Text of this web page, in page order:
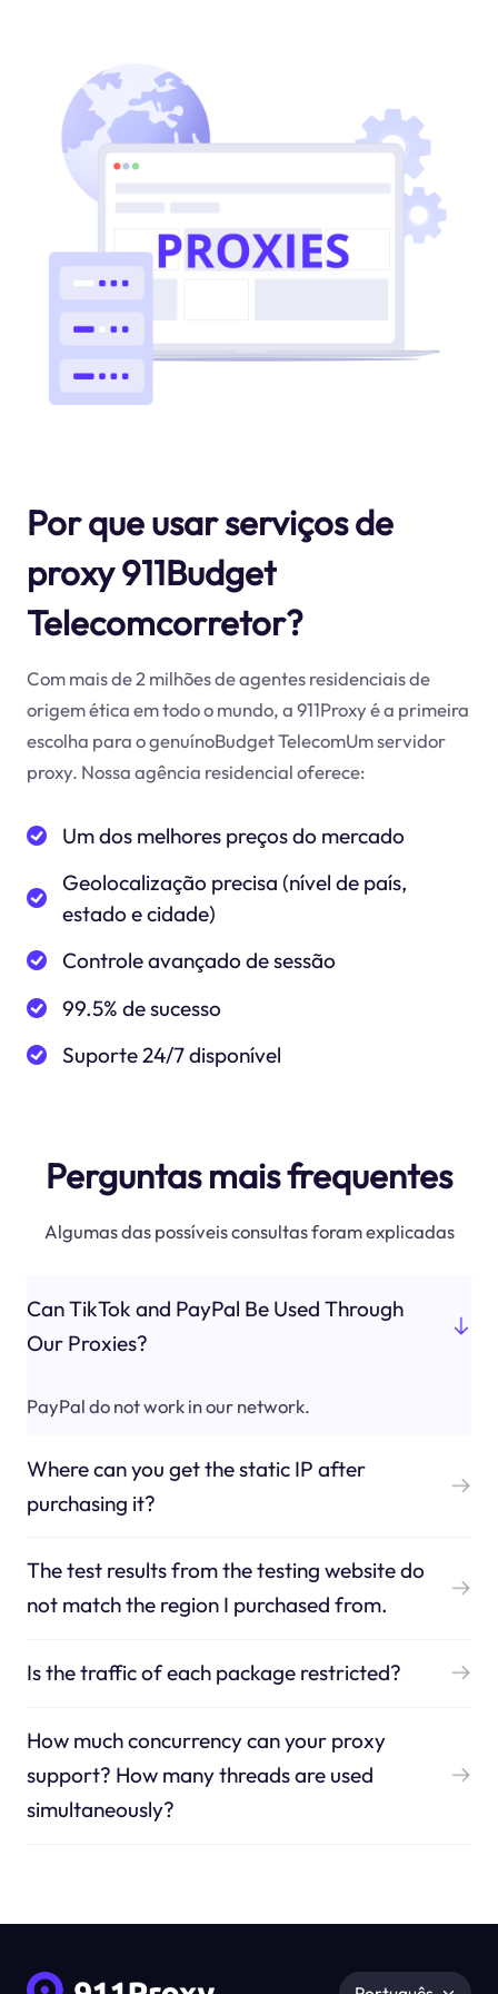
Por que usar serviços de
proxy 911Budget
Telecomcorretor?
Com mais de 2 milhões de agentes residenciais de
origem ética em todo o mundo, a 911Proxy é a primeira
escolha para o genuínoBudget TelecomUm servidor
proxy. Nossa agência residencial oferece:
Um dos melhores preços do mercado
Geolocalização precisa (nível de país,
estado e cidade)
Controle avançado de sessão
99.5% de sucesso
Suporte 24/7 disponível
Perguntas mais frequentes
Algumas das possíveis consultas foram explicadas
Can TikTok and PayPal Be Used Through
Our Proxies?
PayPal do not work in our network.
Where can you get the static IP after
purchasing it?
The test results from the testing website do
not match the region I purchased from.
Is the traffic of each package restricted?
How much concurrency can your proxy
support? How many threads are used
simultaneously?